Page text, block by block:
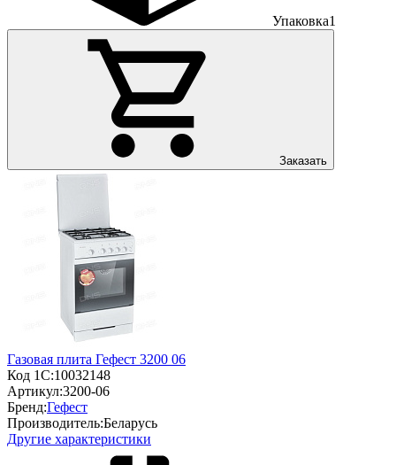
Упаковка1
Заказать
Газовая плита Гефест 3200 06
Код 1С:10032148
Артикул:3200-06
Бренд:Гефест
Производитель:Беларусь
Другие характеристики